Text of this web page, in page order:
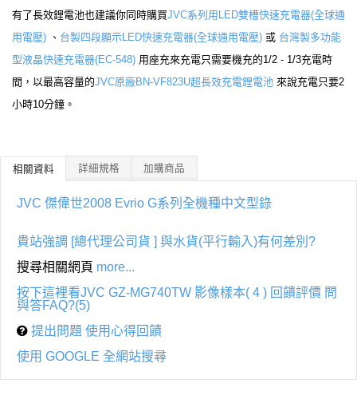
有了長效鋰電池也建議你同時購買JVC系列用LED雙槽快速充電器(全球通
用電壓) 、 台製四段顯示LED快速充電器(全球通用電壓) 或 台灣製多功能
型液晶快速充電器(EC-548) 用座充來充電只需要機充的1/2 - 1/3充電時
間，以最高容量的JVC原廠BN-VF823U超長效充電鋰電池 來說充電只要2
小時10分鐘。
相關資料 詳細規格 加購商品
JVC 傑偉世2008 Evrio G系列全機種中文型錄
貴站強調 [總代理公司貨 ] 與水貨(平行輸入)有何差別?
搜尋相關網頁 more...
按下這裡看JVC GZ-MG740TW 影像樣本( 4 ) 回饋評價 問
與答FAQ?(5)
提出問題 使用心得回饋
使用 GOOGLE 全網站搜尋